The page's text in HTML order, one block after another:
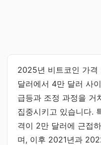
2025년 비트코인 가격
달러에서 4만 달러 사
급등과 조정 과정을 거
집중시키고 있습니다.
격이 2만 달러에 근접
며, 이후 2021년과